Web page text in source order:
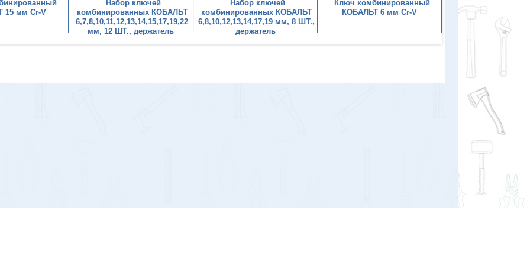
15 мм Cr-V
Набор ключей
комбинированных КОБАЛЬТ
6,7,8,10,11,12,13,14,15,17,19,22
мм, 12 ШТ., держатель
Набор ключей
комбинированных КОБАЛЬТ
6,8,10,12,13,14,17,19 мм, 8 ШТ.,
держатель
Ключ комбинированный
КОБАЛЬТ 6 мм Cr-V
КОБАЛЬТ 8 мм